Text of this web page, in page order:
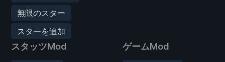
無限のスター
スターを追加
スタッツMod ゲームMod